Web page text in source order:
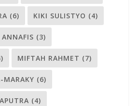
(6) KIKI SULISTYO (4)
(3)
MIFTAH RAHMET (7)
MARAKY (6)
(4)